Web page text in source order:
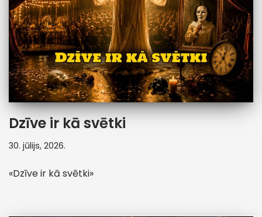
Dzīve ir kā svētki
30. jūlijs, 2026.
«Dzīve ir kā svētki»